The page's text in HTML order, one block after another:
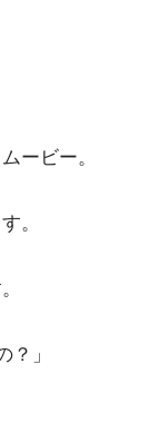
ービー。
。
」